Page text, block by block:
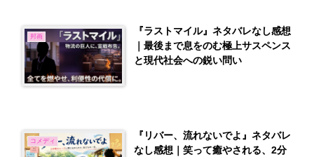
邦画
『ラストマイル』ネタバレなし感想
｜最後まで息をのむ極上サスペンス
と現代社会への鋭い問い
コメディ
『リバー、流れないでよ』ネタバレ
なし感想｜笑って癒やされる、2分